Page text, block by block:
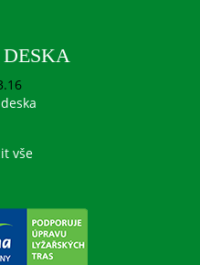
vše